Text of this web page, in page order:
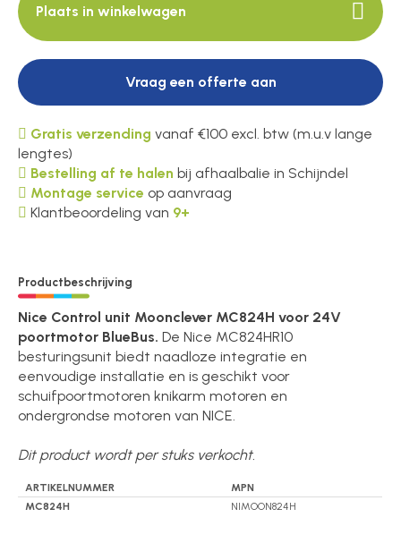
Plaats in winkelwagen
Vraag een offerte aan
Gratis verzending vanaf €100 excl. btw (m.u.v lange
lengtes)
Bestelling af te halen bij afhaalbalie in Schijndel
Montage service op aanvraag
Klantbeoordeling van 9+
Productbeschrijving
Nice Control unit Moonclever MC824H voor 24V
poortmotor BlueBus.De Nice MC824HR10
besturingsunit biedt naadloze integratie en
eenvoudige installatie en is geschikt voor
schuifpoortmotoren knikarm motoren en
ondergrondse motoren van NICE.
Dit product wordt per stuks verkocht.
ARTIKELNUMMER
MPN
MC824H
NIMOON824H